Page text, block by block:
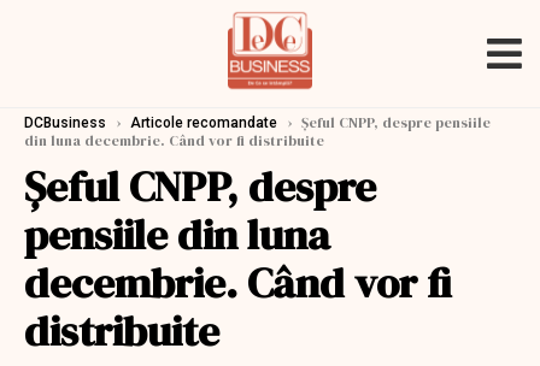
DCBusiness › Articole recomandate › Șeful CNPP, despre pensiile
din luna decembrie. Când vor fi distribuite
Șeful CNPP, despre
pensiile din luna
decembrie. Când vor fi
distribuite